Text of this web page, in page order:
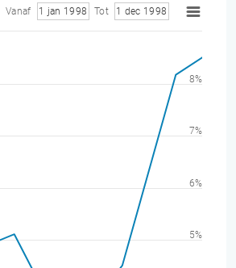
Vanaf 1 jan 1998 Tot 1 dec 1998
5%
6%
7%
8%